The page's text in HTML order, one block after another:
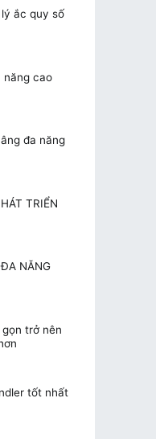
ắc quy số
năng cao
đa năng
TRIỂN
NĂNG
trở nên
tốt nhất